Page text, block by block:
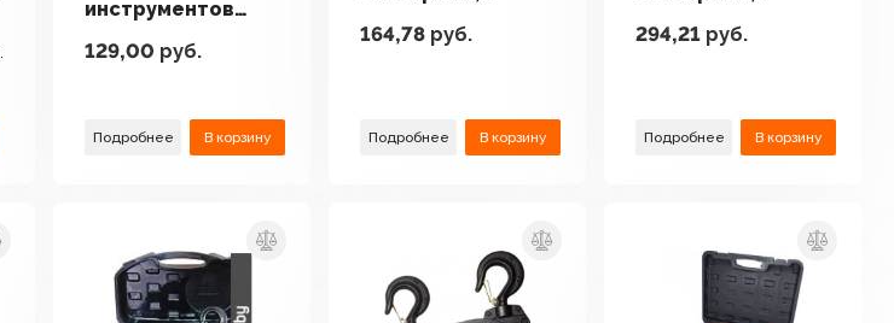
инструментов
5137L (13
129,00 руб.
Подробнее В корзину
инструмент
164,78 руб.
Подробнее В корзину
инструмент
294,21 руб.
Подробнее В корзину